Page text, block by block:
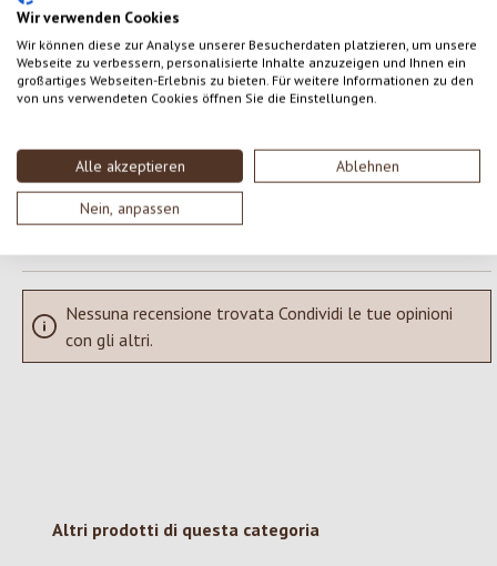
Wir verwenden Cookies
Wir können diese zur Analyse unserer Besucherdaten platzieren, um unsere
Webseite zu verbessern, personalisierte Inhalte anzuzeigen und Ihnen ein
großartiges Webseiten-Erlebnis zu bieten. Für weitere Informationen zu den
von uns verwendeten Cookies öffnen Sie die Einstellungen.
Alle akzeptieren Ablehnen
Nein, anpassen
Valutazione media di 0 su 5 stelle
Formula una valutazione!
Condividi le tue esperienze con il prodotto con altri clienti.
SCRIVERE UNA RECENSIONE
Visualizza le valutazioni solo nella lingua corrente.
Nessuna recensione trovata Condividi le tue opinioni
con gli altri.
Salta la galleria dei prodotti
Altri prodotti di questa categoria